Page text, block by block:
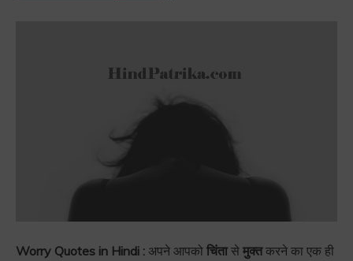
Worry Quotes in Hindi : अपने आपको चिंतासे मुक्तकरने का एक ही